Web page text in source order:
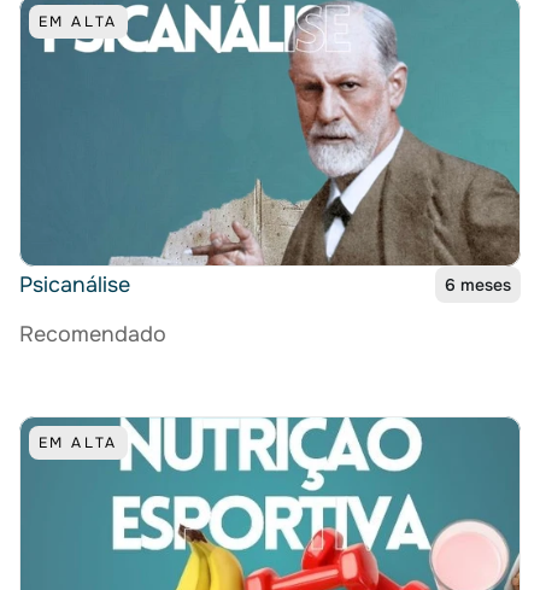
EM ALTA
Psicanálise 6 meses
Recomendado
EM ALTA